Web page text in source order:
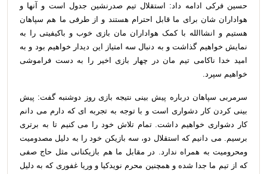
حسین فرکی ادامه داد: استقلال تیم صدرنشین جدول است و آنها و
هواداران شان برای ما قابل احترام هستند و از طرفی ما هم سپاهان
هستیم و انشاالله با کمک هواداران مان بازی خوب و باکیفیتی را به
نمایش خواهیم گذاشت و به دنبال سه امتیاز این دیدار خواهیم بود و به
امید خدا ناکامی تیم مان در چهار بازی اخیر را به دست فراموشی
خواهیم سپرد.
سرمربی سپاهان درباره پیش بینی نتیجه بازی روز دوشنبه گفت: پیش
بینی کردن کار دشواری است و با توجه به تجربه ای که دارم می دانم
کار دشواری خواهیم داشت. تمام تلاش خود را می کنیم تا به برتری
برسیم. می دانیم که استقلال دو، سه بازیکن خود را به دلیل مصدومیت
ومحرومیت به همراه ندارد. در مقابل ما هم بازیکنانی مثل حاج صفی
که از تیم ما جدا شده و همچنین محرم نویدکیا و وریا غفوری که به دلیل